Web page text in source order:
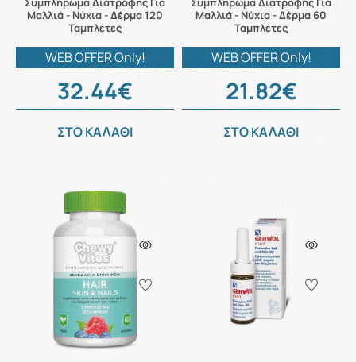
Μαλλιά - Νύχια - Δέρμα 120
Ταμπλέτες
WEB OFFER Only!
32.44€
ΣΤΟ ΚΑΛΑΘΙ
Μαλλιά - Νύχια - Δέρμα 60
Ταμπλέτες
WEB OFFER Only!
21.82€
ΣΤΟ ΚΑΛΑΘΙ